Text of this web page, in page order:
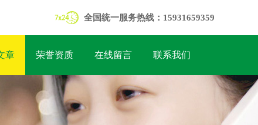
全国统一服务热线：15931659359
章 荣誉资质 在线留言 联系我们